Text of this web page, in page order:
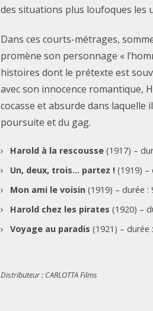
des situations plus loufoques les
Dans ces courts-métrages,
promène son personnage «
histoires dont le prétexte est
avec son innocence romantique,
cocasse et absurde dans
poursuite et du gag.
Harold à la rescousse(1917) –
Un, deux, trois… partez !(1919) –
Mon ami le voisin(1919) – durée :
Harold chez les pirates (1920) –
Voyage au paradis (1921) – durée
Distributeur : CARLOTTA Films